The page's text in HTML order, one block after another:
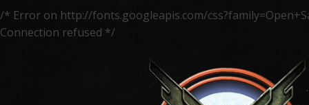
/* Error on http://fonts.googleapis.com/
Connection refused */